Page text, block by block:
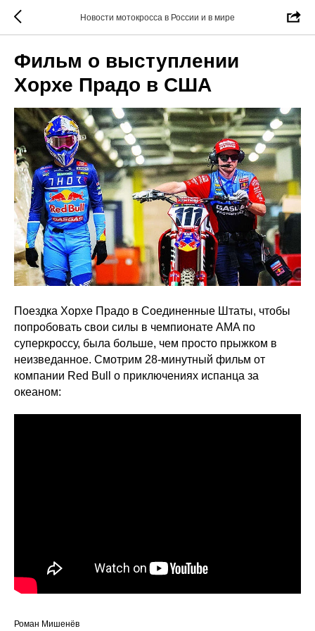
Новости мотокросса в России и в мире
Фильм о выступлении
Хорхе Прадо в США
Поездка Хорхе Прадо в Соединенные Штаты, чтобы
попробовать свои силы в чемпионате AMA по
суперкроссу, была больше, чем просто прыжком в
неизведанное. Смотрим 28-минутный фильм от
компании Red Bull о приключениях испанца за
океаном:
Роман Мишенёв